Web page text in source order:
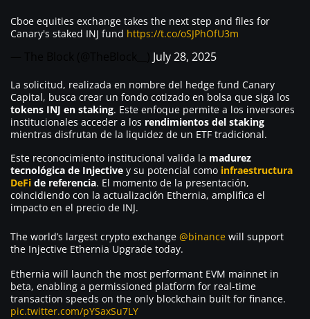
Cboe equities exchange takes the next step and files for
Canary's staked INJ fund https://t.co/oSJPhOfU3m
July 28, 2025
La solicitud, realizada en nombre del hedge fund Canary
Capital, busca crear un fondo cotizado en bolsa que siga los
tokens INJ en staking. Este enfoque permite a los inversores
institucionales acceder a los rendimientos del staking
mientras disfrutan de la liquidez de un ETF tradicional.
Este reconocimiento institucional valida la madurez
tecnológica de Injective y su potencial como infraestructura
DeFi de referencia. El momento de la presentación,
coincidiendo con la actualización Ethernia, amplifica el
impacto en el precio de INJ.
The world’s largest crypto exchange @binance will support
the Injective Ethernia Upgrade today.
Ethernia will launch the most performant EVM mainnet in
beta, enabling a permissioned platform for real-time
transaction speeds on the only blockchain built for finance.
pic.twitter.com/pYSaxSu7LY